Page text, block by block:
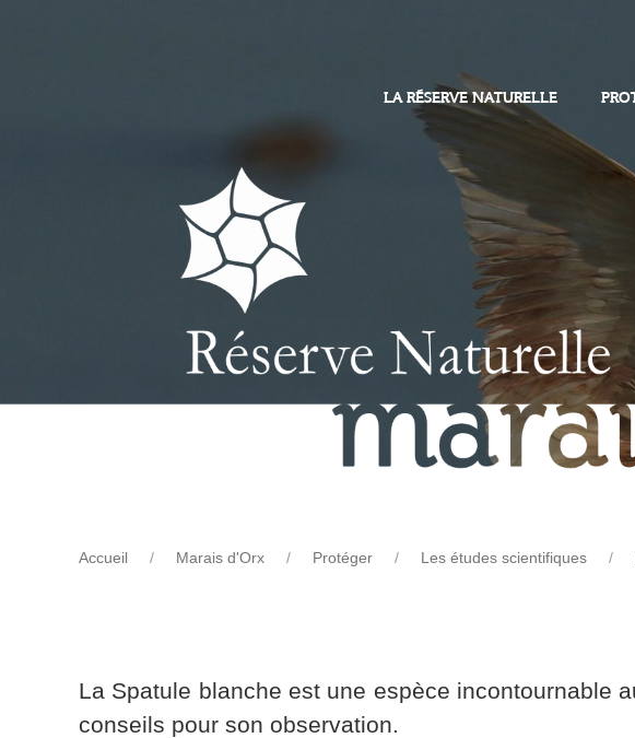
LA RÉSERVE NATURELLE
Accueil Marais d'Orx Protéger Les études scientifiques
La Spatule blanche est une espèce incontournable
conseils pour son observation.